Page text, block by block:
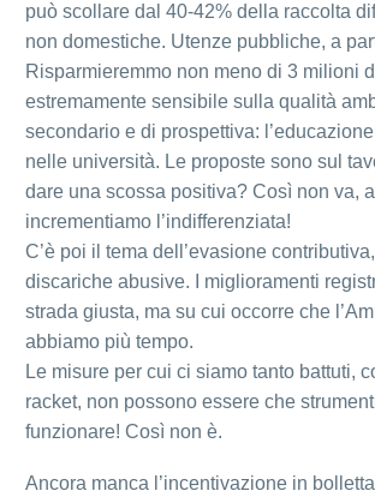
può scollare dal 40-42% della raccolta
non domestiche. Utenze pubbliche, a
Risparmieremmo non meno di 3 milioni
estremamente sensibile sulla qualità
secondario e di prospettiva:
nelle università. Le proposte sono sul
dare una scossa positiva? Così non va,
incrementiamo l’indifferenziata!
C’è poi il tema dell’evasione
discariche abusive. I miglioramenti
strada giusta, ma su cui occorre che
abbiamo più tempo.
Le misure per cui ci siamo tanto battuti,
racket, non possono essere che
funzionare! Così non è.
Ancora manca l’incentivazione in